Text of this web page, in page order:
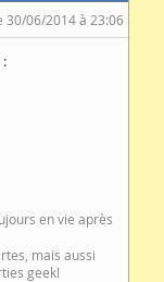
30/06/2014 à 23:06
en vie après
mais aussi
geek!